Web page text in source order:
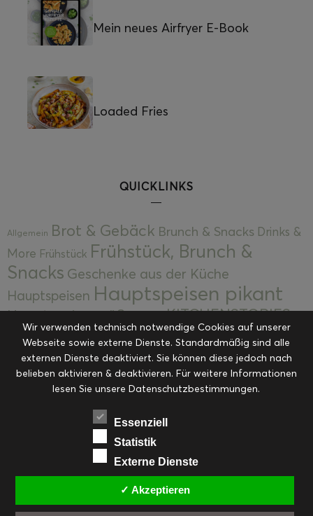
Mein neues Airfryer E-Book
Loaded Fries
QUICKLINKS
Allgemein Brot & Gebäck Brunch & Snacks Drinks &
More Frühstück Frühstück, Brunch &
Snacks Geschenke aus der Küche
Hauptspeisen Hauptspeisen pikant
Hauptspeisen süßKekseKITCHENSTORIES
Kuchen, Torten & Desserts Kuchen und
Desserts Kulinarik Kulinarische Mitbringsel &
Eingemachtes Ohne Kategorie Ostern Resteküche
RezepteSaisonalSliderStartseite
Suppen, Salate & Vorspeisen
Vorspeisen, Salate & Suppen
Weihnachten Workshops & Events
Wir verwenden technisch notwendige Cookies auf unserer
Webseite sowie externe Dienste. Standardmäßig sind alle
externen Dienste deaktiviert. Sie können diese jedoch nach
belieben aktivieren & deaktivieren. Für weitere Informationen
lesen Sie unsere Datenschutzbestimmungen.
Essenziell
Statistik
Externe Dienste
✓ Akzeptieren